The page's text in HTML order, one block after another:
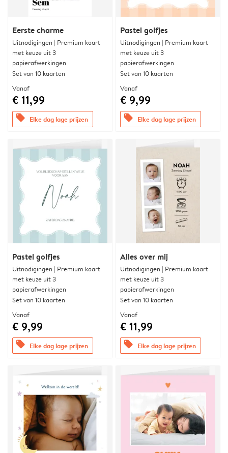
Eerste charme
Uitnodigingen | Premium kaart
met keuze uit 3
papierafwerkingen
Set van 10 kaarten
Vanaf
€ 11,99
offers Elke dag lage prijzen
Pastel golfjes
Uitnodigingen | Premium kaart
met keuze uit 3
papierafwerkingen
Set van 10 kaarten
Vanaf
€ 9,99
offers Elke dag lage prijzen
Pastel golfjes
Uitnodigingen | Premium kaart
met keuze uit 3
papierafwerkingen
Set van 10 kaarten
Vanaf
€ 9,99
offers Elke dag lage prijzen
Alles over mij
Uitnodigingen | Premium kaart
met keuze uit 3
papierafwerkingen
Set van 10 kaarten
Vanaf
€ 11,99
offers Elke dag lage prijzen